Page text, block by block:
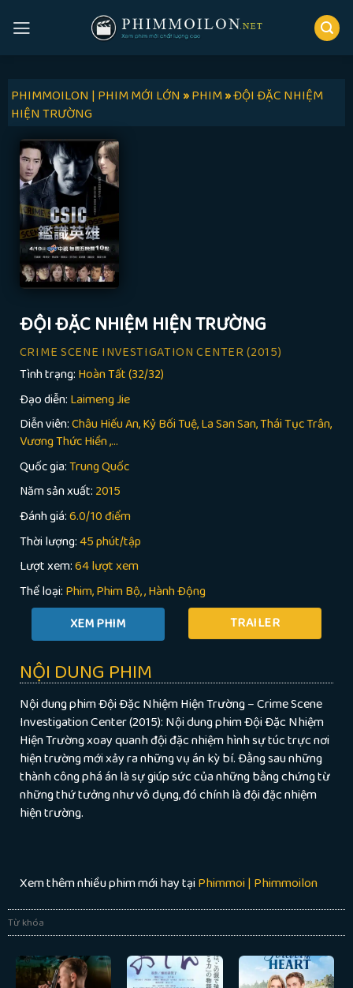
PHIMMOILON | PHIM MỚI LỚN»PHIM»ĐỘI ĐẶC NHIỆM
HIỆN TRƯỜNG
ĐỘI ĐẶC NHIỆM HIỆN TRƯỜNG
CRIME SCENE INVESTIGATION CENTER(2015)
Tình trạng: Hoàn Tất (32/32)
Đạo diễn: Laimeng Jie
Diễn viên:Châu Hiếu An, Kỷ Bối Tuệ, La San San, Thái Tục Trân,
Vương Thức Hiền ,...
Quốc gia:Trung Quốc
Năm sản xuất: 2015
Đánh giá:6.0/10 điểm
Thời lượng:45 phút/tập
Lượt xem:64 lượt xem
Thể loại: Phim Phim Bộ ,Hành Động
TRAILER
NỘI DUNG PHIM
Nội dung phim Đội Đặc Nhiệm Hiện Trường – Crime Scene
Investigation Center (2015): Nội dung phim Đội Đặc Nhiệm
Hiện Trường xoay quanh đội đặc nhiệm hình sự túc trực nơi
hiện trường mới xảy ra những vụ án kỳ bí. Đằng sau những
thành công phá án là sự giúp sức của những bằng chứng từ
những thứ tưởng như vô dụng, đó chính là đội đặc nhiệm
hiện trường.
Xem thêm nhiều phim mới hay tạiPhimmoi | Phimmoilon
Từ khóa